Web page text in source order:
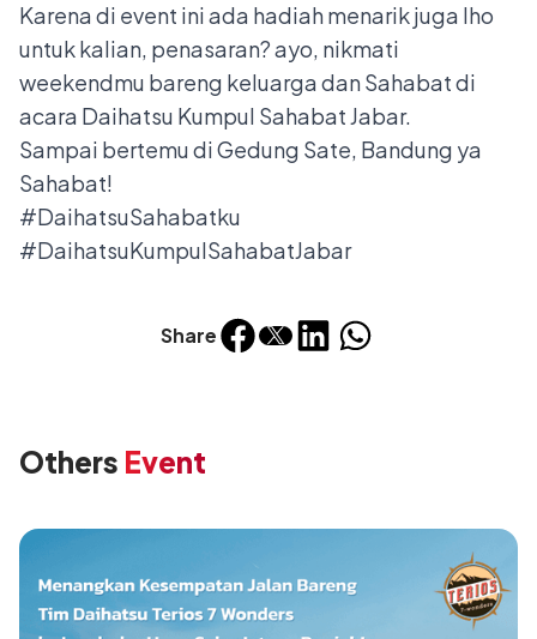
Share
Karena di event ini ada hadiah menarik juga lho
untuk kalian, penasaran? ayo, nikmati
weekendmu bareng keluarga dan Sahabat di
acara Daihatsu Kumpul Sahabat Jabar.
Sampai bertemu di Gedung Sate, Bandung ya
Sahabat!
#DaihatsuSahabatku
#DaihatsuKumpulSahabatJabar
Others Event